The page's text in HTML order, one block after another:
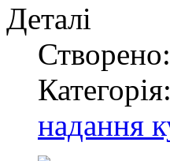
Деталі
Категорія:
надання